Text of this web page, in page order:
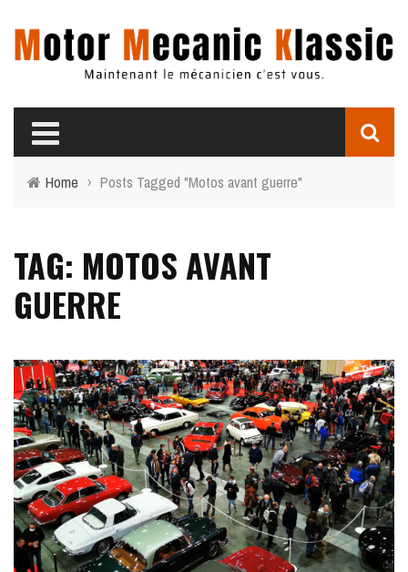
Home › Posts Tagged "Motos avant guerre"
TAG: MOTOS AVANT
GUERRE